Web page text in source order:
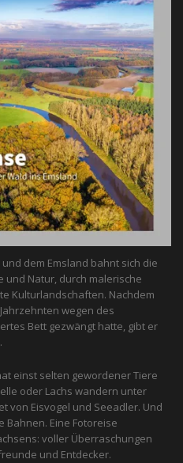
dem Emsland bahnt sich die
und Natur, durch malerische
Kulturlandschaften. Nachdem
wegen des
Bett gezwängt hatte, gibt er
einst selten gewordener Tiere
oder Lachs wandern unter
von Eis­vogel und See­adler. Und
Eine Fotoreise
voller Überraschungen
und Entdecker.